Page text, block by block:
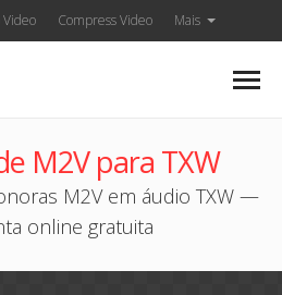
Compress Video Mais
M2V para TXW
M2V em áudio TXW —
online gratuita